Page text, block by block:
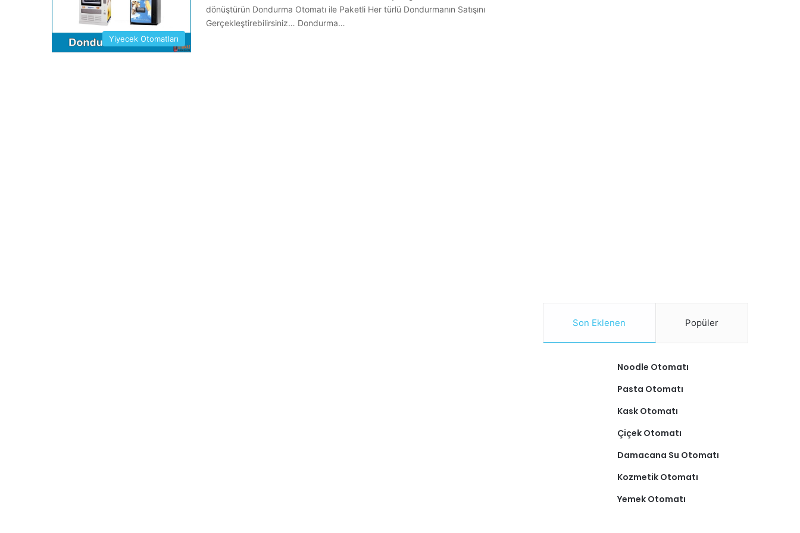
Yiyecek Otomatları
dönüştürün Dondurma Otomatı ile Paketli Her türlü Dondurmanın Satışını
Gerçekleştirebilirsiniz… Dondurma…
Son Eklenen Popüler
Noodle Otomatı
Pasta Otomatı
Kask Otomatı
Çiçek Otomatı
Damacana Su Otomatı
Kozmetik Otomatı
Yemek Otomatı